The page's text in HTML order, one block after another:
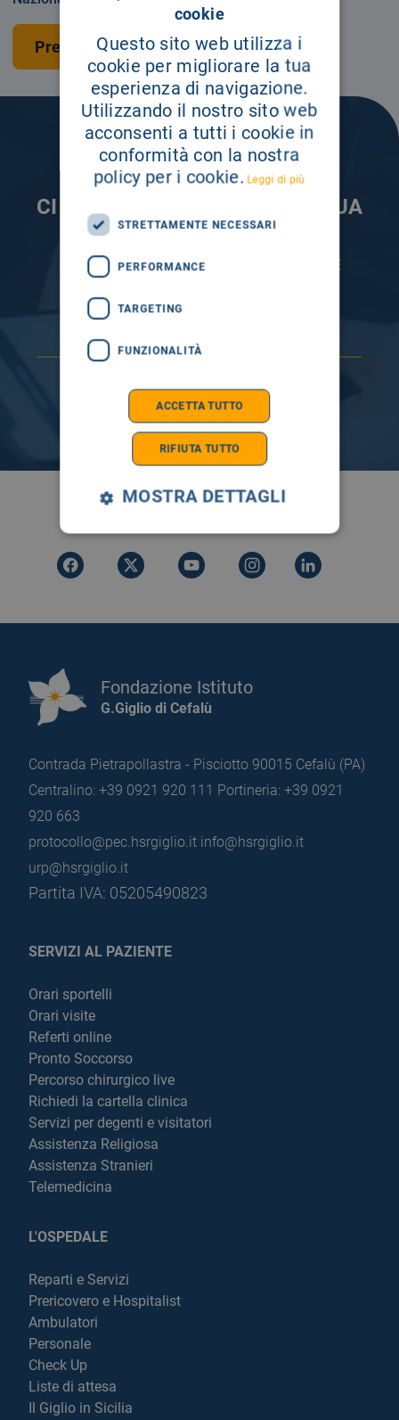
CI PRENDIAMO CURA DELLA TUA
INFORMAZIONE
ISCRIVITI AI NOSTRI CANALI PER RESTARE
Prenota una visita
SEGUICI SU
Fondazione Istituto
G.Giglio di Cefalù
Contrada Pietrapollastra - Pisciotto 90015 Cefalù (PA)
Centralino: +39 0921 920 111 Portineria: +39 0921
920 663
protocollo@pec.hsrgiglio.it info@hsrgiglio.it
urp@hsrgiglio.it
Partita IVA: 05205490823
SERVIZI AL PAZIENTE
Orari sportelli
Orari visite
Referti online
Pronto Soccorso
Percorso chirurgico live
Richiedi la cartella clinica
Servizi per degenti e visitatori
Assistenza Religiosa
Assistenza Stranieri
Telemedicina
L'OSPEDALE
Reparti e Servizi
Prericovero e Hospitalist
Ambulatori
Personale
Check Up
Liste di attesa
Il Giglio in Sicilia
cookie
Questo sito web utilizza i
cookie per migliorare la tua
esperienza di navigazione.
Utilizzando il nostro sito web
acconsenti a tutti i cookie in
conformità con la nostra
policy per i cookie. Leggi di più
STRETTAMENTE NECESSARI
PERFORMANCE
TARGETING
FUNZIONALITÀ
ACCETTA TUTTO
RIFIUTA TUTTO
MOSTRA DETTAGLI